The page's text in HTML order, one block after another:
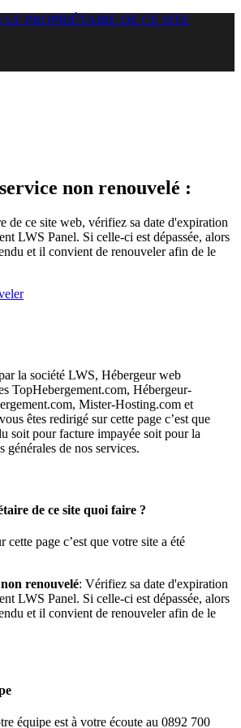
LE PROPRIÉTAIRE DE CE SITE
non renouvelé :
de ce site web, vérifiez sa date d'expiration
LWS Panel. Si celle-ci est dépassée, alors
et il convient de renouveler afin de le
la société LWS, Hébergeur web
TopHebergement.com, Hébergeur-
Mister-Hosting.com et
êtes redirigé sur cette page c’est que
soit pour facture impayée soit pour la
de nos services.
de ce site quoi faire ?
cette page c’est que votre site a été
renouvelé: Vérifiez sa date d'expiration
LWS Panel. Si celle-ci est dépassée, alors
et il convient de renouveler afin de le
équipe est à votre écoute au 0892 700